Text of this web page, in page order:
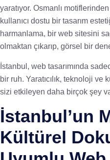
yaratıyor. Osmanlı
kullanıcı dostu bir tasarım
harmanlama, bir web sitesini
olmaktan çıkarıp, görsel bir
İstanbul, web tasarımında
bir ruh. Yaratıcılık, teknoloji
sizi etkileyen daha birçok şey
İstanbul’un
Kültürel